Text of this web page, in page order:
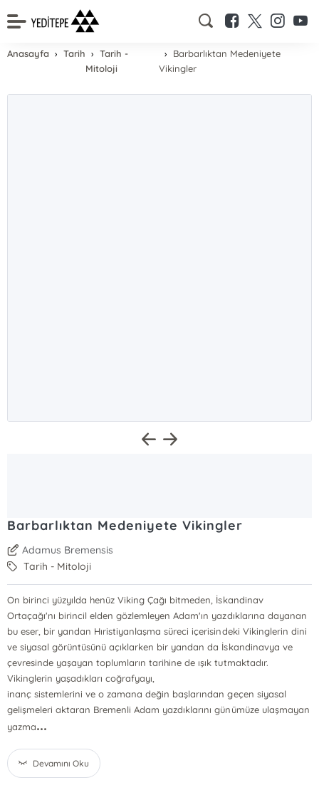
Anasayfa Tarih
Tarih -
Mitoloji
Barbarlıktan Medeniyete
Vikingler
Barbarlıktan Medeniyete Vikingler
Adamus Bremensis
Tarih - Mitoloji
On birinci yüzyılda henüz Viking Çağı bitmeden, İskandinav
Ortaçağı'nı birincil elden gözlemleyen Adam'ın yazdıklarına dayanan
bu eser, bir yandan Hıristiyanlaşma süreci içerisindeki Vikinglerin dini
ve siyasal görüntüsünü açıklarken bir yandan da İskandinavya ve
çevresinde yaşayan toplumların tarihine de ışık tutmaktadır.
Vikinglerin yaşadıkları coğrafyayı,
inanç sistemlerini ve o zamana değin başlarından geçen siyasal
gelişmeleri aktaran Bremenli Adam yazdıklarını günümüze ulaşmayan
yazma...
Devamını Oku